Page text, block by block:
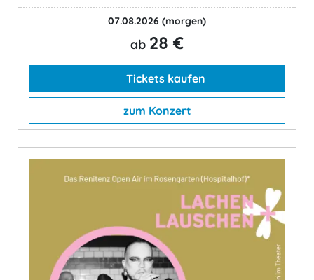
07.08.2026 (morgen)
ab 28 €
Tickets kaufen
zum Konzert